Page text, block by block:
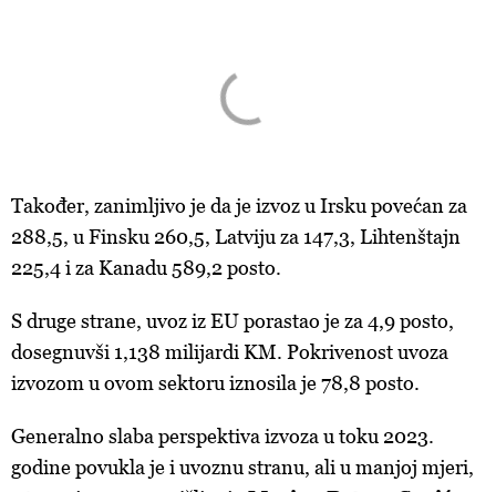
Također, zanimljivo je da je izvoz u Irsku povećan za
288,5, u Finsku 260,5, Latviju za 147,3, Lihtenštajn
225,4 i za Kanadu 589,2 posto.
S druge strane, uvoz iz EU porastao je za 4,9 posto,
dosegnuvši 1,138 milijardi KM. Pokrivenost uvoza
izvozom u ovom sektoru iznosila je 78,8 posto.
Generalno slaba perspektiva izvoza u toku 2023.
godine povukla je i uvoznu stranu, ali u manjoj mjeri,